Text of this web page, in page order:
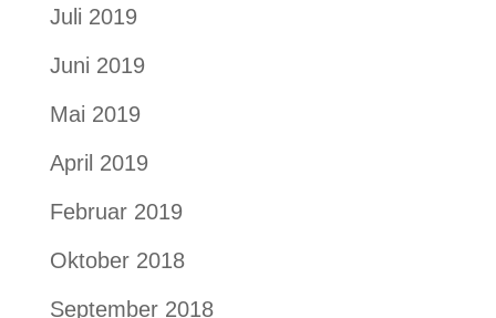
Juli 2019
Juni 2019
Mai 2019
April 2019
Februar 2019
Oktober 2018
September 2018